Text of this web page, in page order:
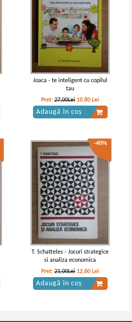
Joaca - te inteligent cu copilul
tau
Pret:27,00Lei 10,80 Lei
Adaugă în coș
-40%
T. Schatteles - Jocuri strategice
si analiza economica
Pret:21,00Lei 12,60 Lei
Adaugă în coș